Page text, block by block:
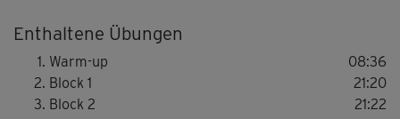
Core in Kombination mit Supersätzen machen ihre
Trainings-Sessions maximal effizient.
Tipp: Du kannst neben den beiden Kurzhanteln noch ein
Enthaltene Übungen
Warm-up
08:36
Block 1
21:20
Block 2
21:22